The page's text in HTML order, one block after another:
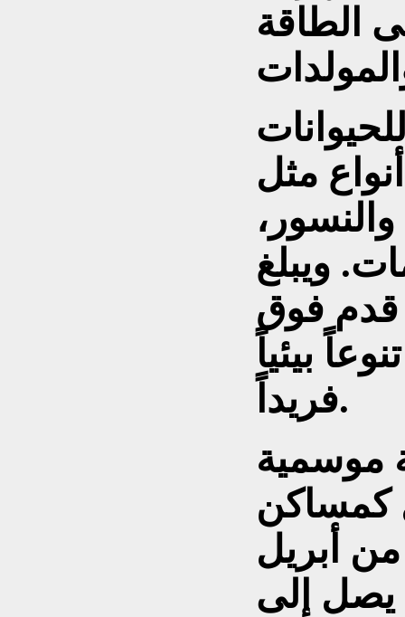
الطاقة
مثل
والنسور،
ويبلغ
ارتفاع فيها نحو 300 قدم فوق
بيئياً
فريداً.
موسمية
كمساكن
أبريل
يصل إلى